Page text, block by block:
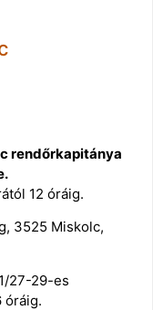
rendőrkapitánya
12 óráig.
3525 Miskolc,
27-29-es
óráig.